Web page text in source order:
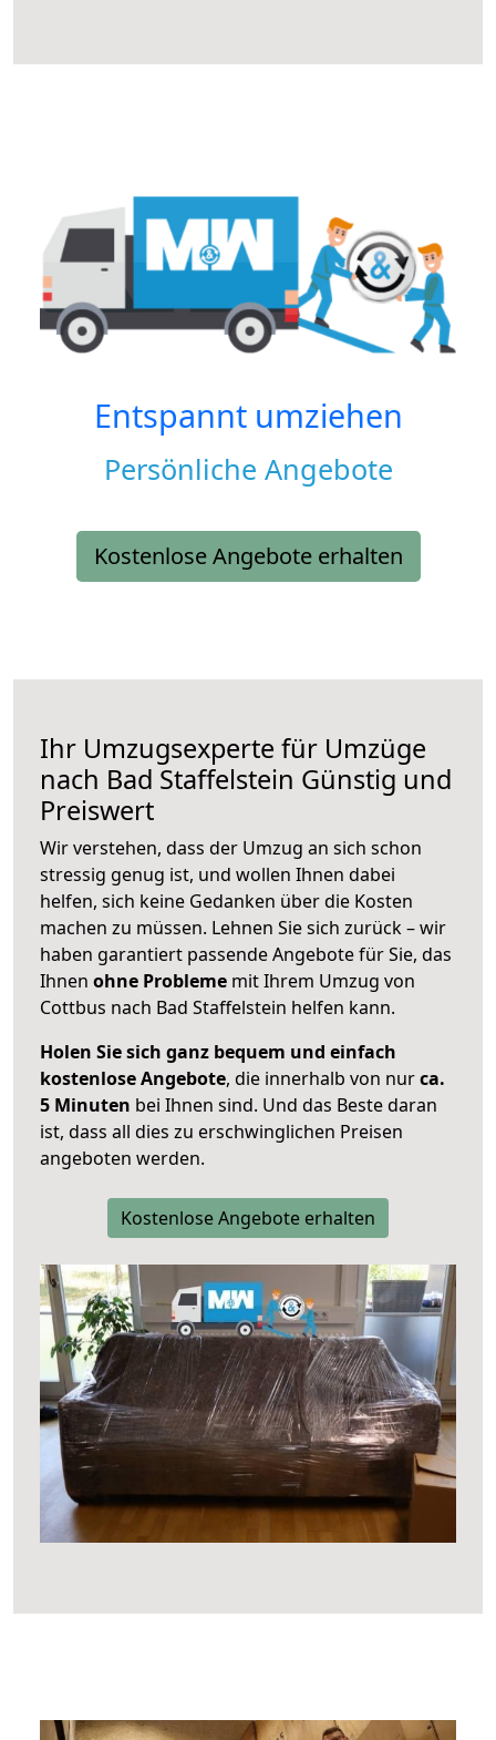
Entspannt umziehen
Persönliche Angebote
Kostenlose Angebote erhalten
Ihr Umzugsexperte für Umzüge
nach Bad Staffelstein Günstig und
Preiswert
Wir verstehen, dass der Umzug an sich schon
stressig genug ist, und wollen Ihnen dabei
helfen, sich keine Gedanken über die Kosten
machen zu müssen. Lehnen Sie sich zurück – wir
haben garantiert passende Angebote für Sie, das
Ihnen ohne Probleme mit Ihrem Umzug von
Cottbus nach Bad Staffelstein helfen kann.
Holen Sie sich ganz bequem und einfach
kostenlose Angebote, die innerhalb von nurca.
5 Minuten bei Ihnen sind. Und das Beste daran
ist, dass all dies zu erschwinglichen Preisen
angeboten werden.
Kostenlose Angebote erhalten